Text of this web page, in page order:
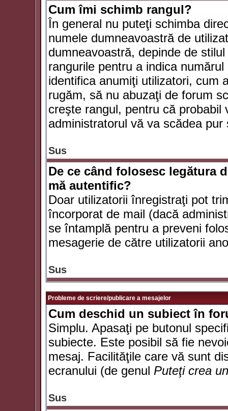
Cum îmi schimb rangul?
În general nu puteţi schimba
numele dumneavoastră de
dumneavoastră, depinde de
rangurile pentru a indica
identifica anumiţi utilizatori, cum
rugăm, să nu abuzaţi de forum
creşte rangul, pentru că
administratorul vă va scădea
Sus
De ce când folosesc legătura
mă autentific?
Doar utilizatorii înregistraţi pot
încorporat de mail (dacă
se întamplă pentru a preveni
mesagerie de către utilizatorii
Sus
Probleme de scriere/publicare a mesajelor
Cum deschid un subiect în
Simplu. Apasaţi pe butonul
subiecte. Este posibil să fie
mesaj. Facilităţile care vă sunt
ecranului (de genul Puteţi crea
Sus